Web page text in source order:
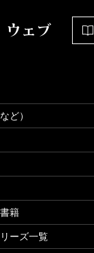
ウェブ
ど）
籍
ーズ一覧